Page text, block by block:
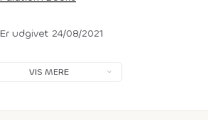
Er udgivet 24/08/2021
VIS MERE